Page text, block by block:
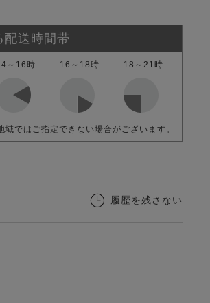
配送時間帯
～16時 16～18時 18～21時
域ではご指定できない場合がございます。
履歴を残さない